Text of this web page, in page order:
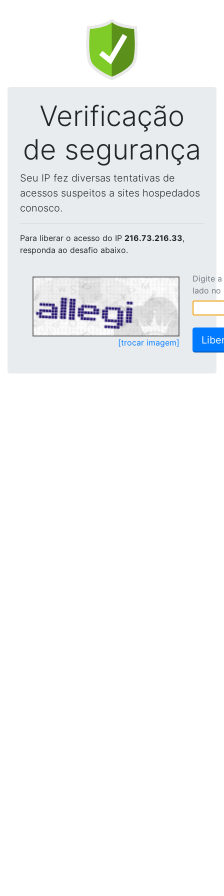
Verificação
de segurança
Seu IP fez diversas tentativas de
acessos suspeitos a sites hospedados
conosco.
Para liberar o acesso do IP 216.73.216.33,
responda ao desafio abaixo.
[trocar imagem]
Digite
lado no